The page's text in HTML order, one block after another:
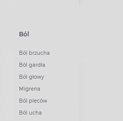
Ból
Ból brzucha
Ból gardła
Ból głowy
Migrena
Ból pleców
Ból ucha